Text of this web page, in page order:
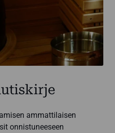
ammattilaisen
onnistuneeseen